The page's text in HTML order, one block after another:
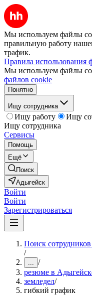
Мы используем файлы
правильную работу
трафик.
Правила использования
Мы используем файлы
файлов cookie
Понятно
Ищу сотрудника
Ищу работу
Ищу
Ищу сотрудника
Сервисы
Помощь
Ещё
Поиск
Адыгейск
Войти
Войти
Зарегистрироваться
Поиск
/
... /
резюме в
земледел/
гибкий график